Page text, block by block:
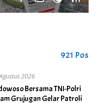
921 Pos
2026
Bersama TNI-Polri
Grujugan Gelar Patroli